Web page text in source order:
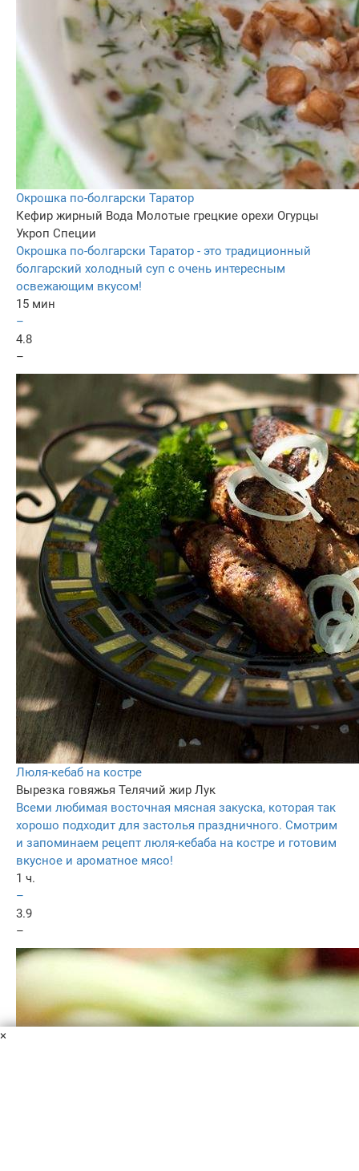
Окрошка по-болгарски Таратор
Кефир жирный Вода Молотые грецкие орехи Огурцы
Укроп Специи
Окрошка по-болгарски Таратор - это традиционный
болгарский холодный суп с очень интересным
освежающим вкусом!
15 мин
–
4.8
–
Люля-кебаб на костре
Вырезка говяжья Телячий жир Лук
Всеми любимая восточная мясная закуска, которая так
хорошо подходит для застолья праздничного. Смотрим
и запоминаем рецепт люля-кебаба на костре и готовим
вкусное и ароматное мясо!
1 ч.
–
3.9
–
×